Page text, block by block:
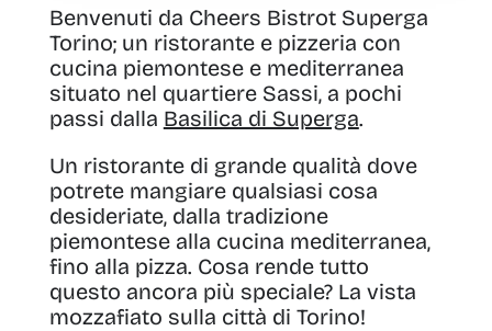
Benvenuti da Cheers Bistrot Superga
Torino; un ristorante e pizzeria con
cucina piemontese e mediterranea
situato nel quartiere Sassi, a pochi
passi dalla Basilica di Superga.
Un ristorante di grande qualità dove
potrete mangiare qualsiasi cosa
desideriate, dalla tradizione
piemontese alla cucina mediterranea,
fino alla pizza. Cosa rende tutto
questo ancora più speciale? La vista
mozzafiato sulla città di Torino!